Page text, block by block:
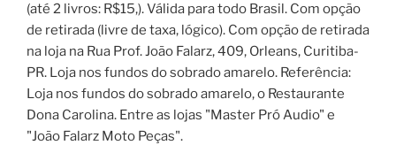
(até 2 livros: R$15,). Válida para todo Brasil. Com opção
de retirada (livre de taxa, lógico). Com opção de retirada
na loja na Rua Prof. João Falarz, 409, Orleans, Curitiba-
PR. Loja nos fundos do sobrado amarelo. Referência:
Loja nos fundos do sobrado amarelo, o Restaurante
Dona Carolina. Entre as lojas "Master Pró Audio" e
"João Falarz Moto Peças".